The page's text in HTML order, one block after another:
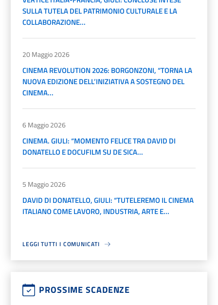
SULLA TUTELA DEL PATRIMONIO CULTURALE E LA
COLLABORAZIONE...
20 Maggio 2026
CINEMA REVOLUTION 2026: BORGONZONI, “TORNA LA
NUOVA EDIZIONE DELL’INIZIATIVA A SOSTEGNO DEL
CINEMA...
6 Maggio 2026
CINEMA. GIULI: “MOMENTO FELICE TRA DAVID DI
DONATELLO E DOCUFILM SU DE SICA...
5 Maggio 2026
DAVID DI DONATELLO, GIULI: “TUTELEREMO IL CINEMA
ITALIANO COME LAVORO, INDUSTRIA, ARTE E...
LEGGI TUTTI I COMUNICATI
PROSSIME SCADENZE